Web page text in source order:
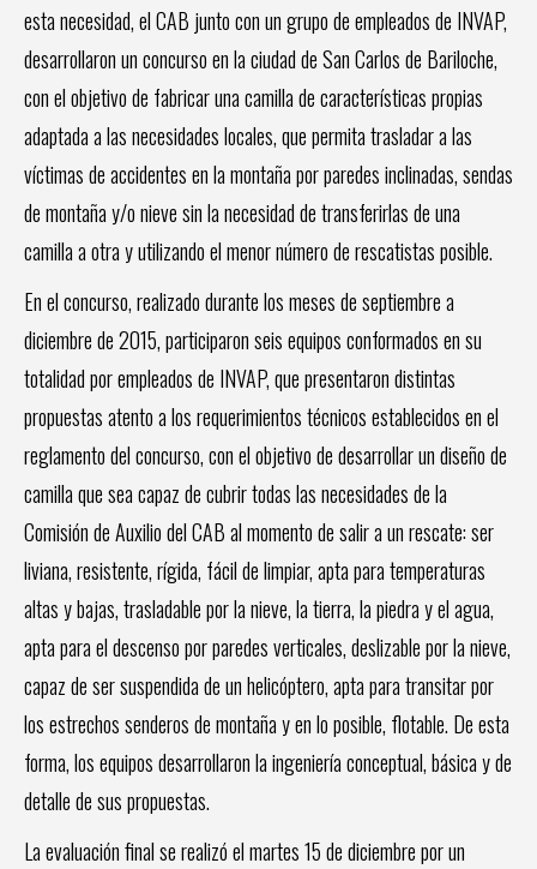
esta necesidad, el CAB junto con un grupo de empleados de INVAP,
desarrollaron un concurso en la ciudad de San Carlos de Bariloche,
con el objetivo de fabricar una camilla de características propias
adaptada a las necesidades locales, que permita trasladar a las
víctimas de accidentes en la montaña por paredes inclinadas, sendas
de montaña y/o nieve sin la necesidad de transferirlas de una
camilla a otra y utilizando el menor número de rescatistas posible.
En el concurso, realizado durante los meses de septiembre a
diciembre de 2015, participaron seis equipos conformados en su
totalidad por empleados de INVAP, que presentaron distintas
propuestas atento a los requerimientos técnicos establecidos en el
reglamento del concurso, con el objetivo de desarrollar un diseño de
camilla que sea capaz de cubrir todas las necesidades de la
Comisión de Auxilio del CAB al momento de salir a un rescate: ser
liviana, resistente, rígida, fácil de limpiar, apta para temperaturas
altas y bajas, trasladable por la nieve, la tierra, la piedra y el agua,
apta para el descenso por paredes verticales, deslizable por la nieve,
capaz de ser suspendida de un helicóptero, apta para transitar por
los estrechos senderos de montaña y en lo posible, flotable. De esta
forma, los equipos desarrollaron la ingeniería conceptual, básica y de
detalle de sus propuestas.
La evaluación final se realizó el martes 15 de diciembre por un